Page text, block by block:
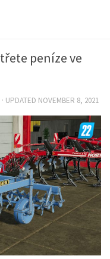
peníze ve
· UPDATED NOVEMBER 8, 2021